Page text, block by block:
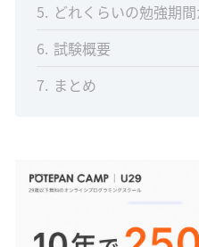
5 どれくらいの勉強期
6 試験概要
7 まとめ